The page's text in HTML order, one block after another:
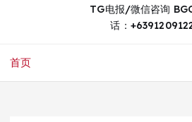
TG电报/微信咨询
话：
首页